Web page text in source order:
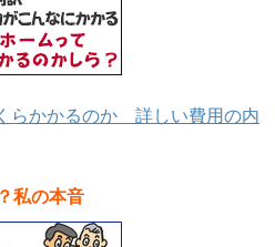
らかかるのか 詳しい費用の内
私の本音